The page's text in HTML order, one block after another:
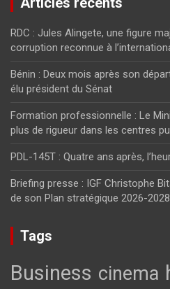
RDC : Jules Alingete, une figure
corruption reconnue à
Bénin : Deux mois après son
élu président du Sénat
Formation professionnelle : Le
plus de rigueur dans les centres
PDL-145T : Quatre ans après,
Briefing presse : IGF Christophe
de son Plan stratégique 2026-2028
Tags
Business cinema